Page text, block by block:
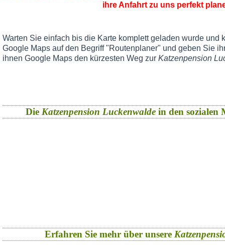
ihre Anfahrt zu uns perfekt
Warten Sie einfach bis die Karte komplett geladen wurde und
Google Maps auf den Begriff "Routenplaner" und geben Sie
ihnen Google Maps den kürzesten Weg zur Katzenpension
Die Katzenpension Luckenwaldein den sozialen
Erfahren Sie mehr über unsere